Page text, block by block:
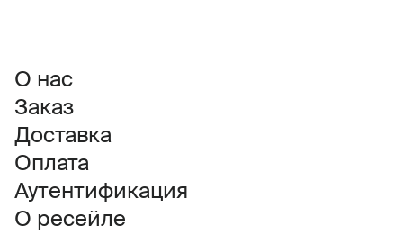
О нас
Заказ
Доставка
Оплата
Аутентификация
О ресейле